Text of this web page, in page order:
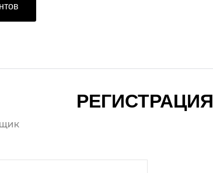
РЕГИСТРАЦИЯ